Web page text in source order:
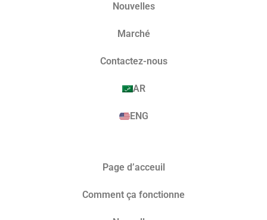
Nouvelles
Marché​
Contactez-nous
AR
ENG
Page d’acceuil
Comment ça fonctionne